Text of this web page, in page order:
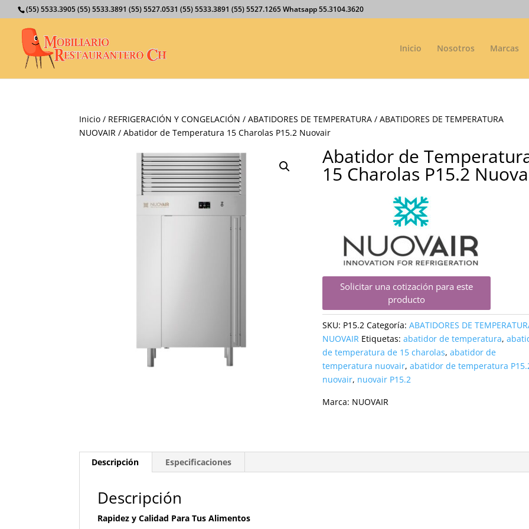
(55) 5533.3905 (55) 5533.3891 (55) 5527.0531 (55) 5533.3891 (55) 5527.1265 Whatsapp 55.3104.3620
Inicio Nosotros Marcas
Inicio / REFRIGERACIÓN Y CONGELACIÓN /ABATIDORES DE TEMPERATURA /ABATIDORES DE TEMPERATURA
NUOVAIR / Abatidor de Temperatura 15 Charolas P15.2 Nuovair
Abatidor de
15 Charolas P15.2
Solicitar una cotización para este
producto
SKU: P15.2 Categoría:ABATIDORES DE
NUOVAIR Etiquetas:abatidor de temperatura,
de temperatura de 15 charolas,abatidor de
temperatura nuovair,abatidor de temperatura
nuovair, nuovair P15.2
Marca: NUOVAIR
Descripción Especificaciones
Descripción
Rapidez y Calidad Para Tus Alimentos